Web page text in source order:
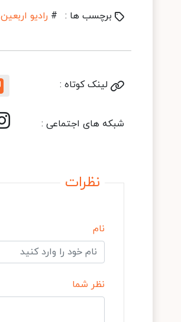
برچسب ها : # رادیو اربعین
لینک کوتاه :
شبکه های اجتماعی :
نظرات
نام
نظر شما